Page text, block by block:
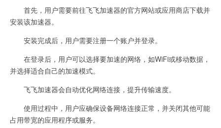
首先，用户需要前往飞飞加速器的官方网站或应用商店下载并
安装该加速器。
安装完成后，用户需要注册一个账户并登录。
在登录后，用户可以选择要加速的网络，如WiFi或移动数据，
并选择适合自己的加速模式。
飞飞加速器会自动优化网络连接，提升传输速度。
使用过程中，用户应确保设备网络连接正常，并关闭其他可能
占用带宽的应用程序或服务。